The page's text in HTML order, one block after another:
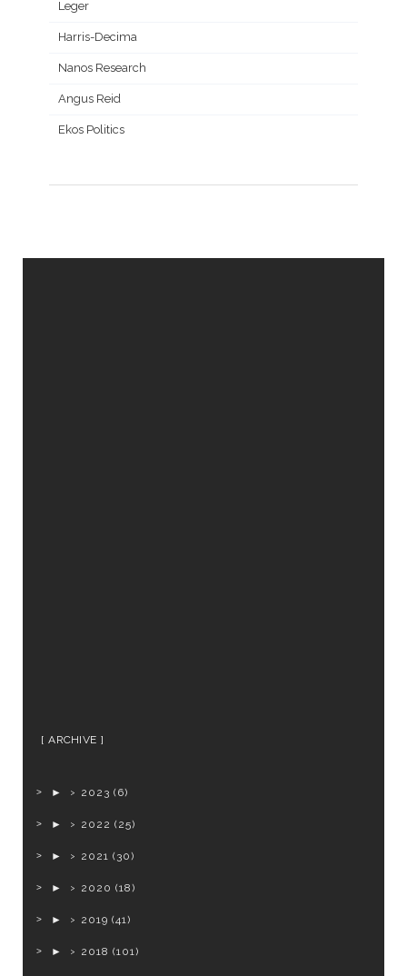
Leger
Harris-Decima
Nanos Research
Angus Reid
Ekos Politics
ARCHIVE
► 2023 (6)
► 2022 (25)
► 2021 (30)
► 2020 (18)
► 2019 (41)
► 2018 (101)